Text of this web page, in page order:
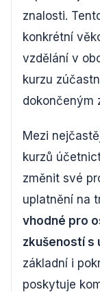
znalosti.
konkrétní
vzdělání v
kurzu
dokončeným
Mezi
kurzů
změnit své
uplatnění na
vhodné pro
zkušeností s
základní i
poskytuje